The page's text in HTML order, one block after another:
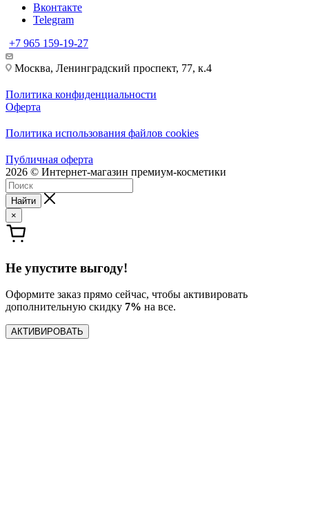
Вконтакте
Telegram
+7 965 159-19-27
Москва, Ленинградский проспект, 77, к.4
Политика конфиденциальности
Оферта
Политика использования файлов cookies
Публичная оферта
2026 © Интернет-магазин премиум-косметики
Найти
×
Не упустите выгоду!
Оформите заказ прямо сейчас, чтобы активировать
дополнительную скидку 7% на все.
АКТИВИРОВАТЬ